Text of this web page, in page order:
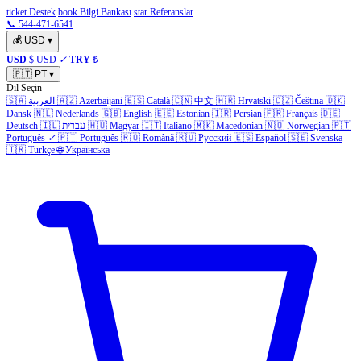
ticket Destek book Bilgi Bankası star Referanslar
📞 544-471-6541
💰 USD ▾
USD $ USD ✓ TRY ₺
🇵🇹 PT ▾
Dil Seçin
🇸🇦 العربية 🇦🇿 Azerbaijani 🇪🇸 Català 🇨🇳 中文 🇭🇷 Hrvatski 🇨🇿 Čeština 🇩🇰
Dansk 🇳🇱 Nederlands 🇬🇧 English 🇪🇪 Estonian 🇮🇷 Persian 🇫🇷 Français 🇩🇪
Deutsch 🇮🇱 עברית 🇭🇺 Magyar 🇮🇹 Italiano 🇲🇰 Macedonian 🇳🇴 Norwegian 🇵🇹
Português ✓ 🇵🇹 Português 🇷🇴 Română 🇷🇺 Русский 🇪🇸 Español 🇸🇪 Svenska
🇹🇷 Türkçe 🌐 Українська